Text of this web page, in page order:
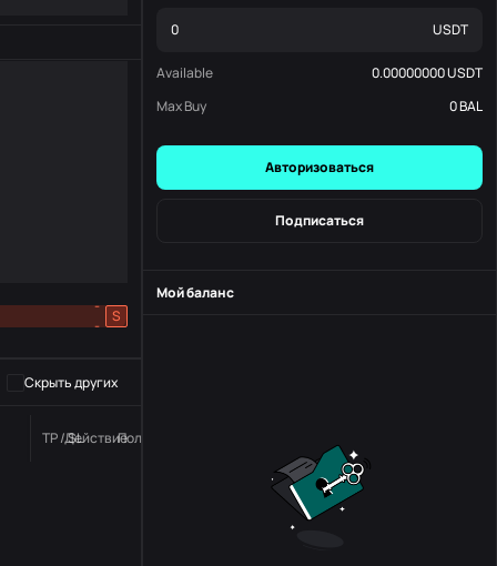
S
-
-
Скрыть других
TP / SL Положение дел
Действие
USDT
Available 0.00000000USDT
Max Buy
0BAL
Авторизоваться
Подписаться
Мой баланс